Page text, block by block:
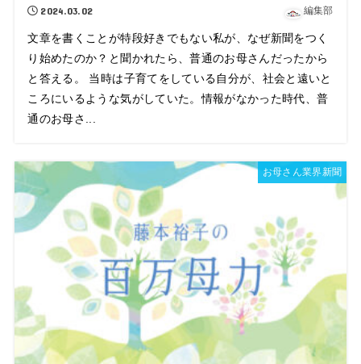
2024.03.02 編集部
文章を書くことが特段好きでもない私が、なぜ新聞をつく
り始めたのか？と聞かれたら、普通のお母さんだったから
と答える。 当時は子育てをしている自分が、社会と遠いと
ころにいるような気がしていた。情報がなかった時代、普
通のお母さ...
お母さん業界新聞